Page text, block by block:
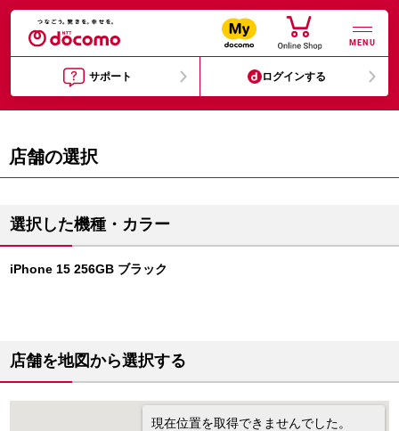
MENU
サポート ログインする
店舗の選択
選択した機種・カラー
iPhone 15 256GB ブラック
店舗を地図から選択する
現在位置を取得できませんでした。